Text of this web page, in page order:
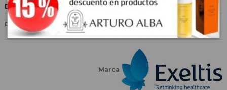
Detalles del producto
Dietética y Fitoterapia
Fertilidad ( Me & You ) y Ciclo
Marca